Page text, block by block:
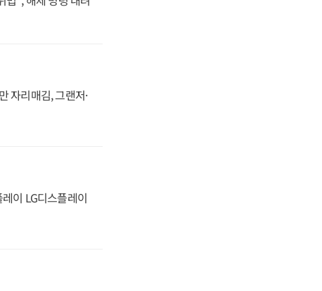
자리매김, 그랜저·
이 LG디스플레이